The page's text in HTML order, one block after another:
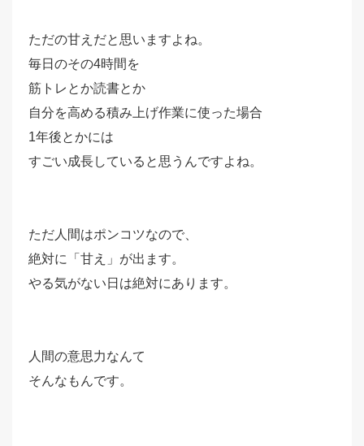
ただの甘えだと思いますよね。
毎日のその4時間を
筋トレとか読書とか
自分を高める積み上げ作業に使った場合
1年後とかには
すごい成長していると思うんですよね。
ただ人間はポンコツなので、
絶対に「甘え」が出ます。
やる気がない日は絶対にあります。
人間の意思力なんて
そんなもんです。